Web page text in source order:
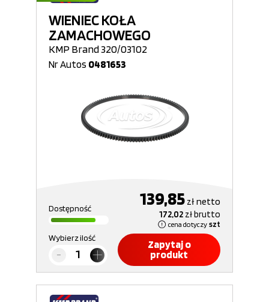
WIENIEC KOŁA
ZAMACHOWEGO
KMP Brand 320/03102
Nr Autos 0481653
Dostępność 139,85 złnetto
172,02 złbrutto
cena dotyczy szt
Wybierz ilość
Zapytaj o
produkt